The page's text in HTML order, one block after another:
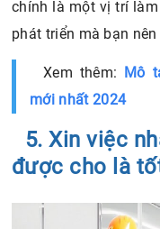
chính là một vị trí
phát triển mà bạn
Xem thêm:
Mô
mới nhất 2024
5. Xin việc
được cho là